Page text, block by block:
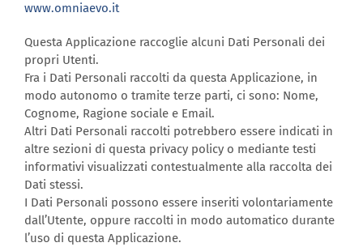
www.omniaevo.it
Questa Applicazione raccoglie alcuni Dati Personali dei
propri Utenti.
Fra i Dati Personali raccolti da questa Applicazione, in
modo autonomo o tramite terze parti, ci sono: Nome,
Cognome, Ragione sociale e Email.
Altri Dati Personali raccolti potrebbero essere indicati in
altre sezioni di questa privacy policy o mediante testi
informativi visualizzati contestualmente alla raccolta dei
Dati stessi.
I Dati Personali possono essere inseriti volontariamente
dall’Utente, oppure raccolti in modo automatico durante
l’uso di questa Applicazione.